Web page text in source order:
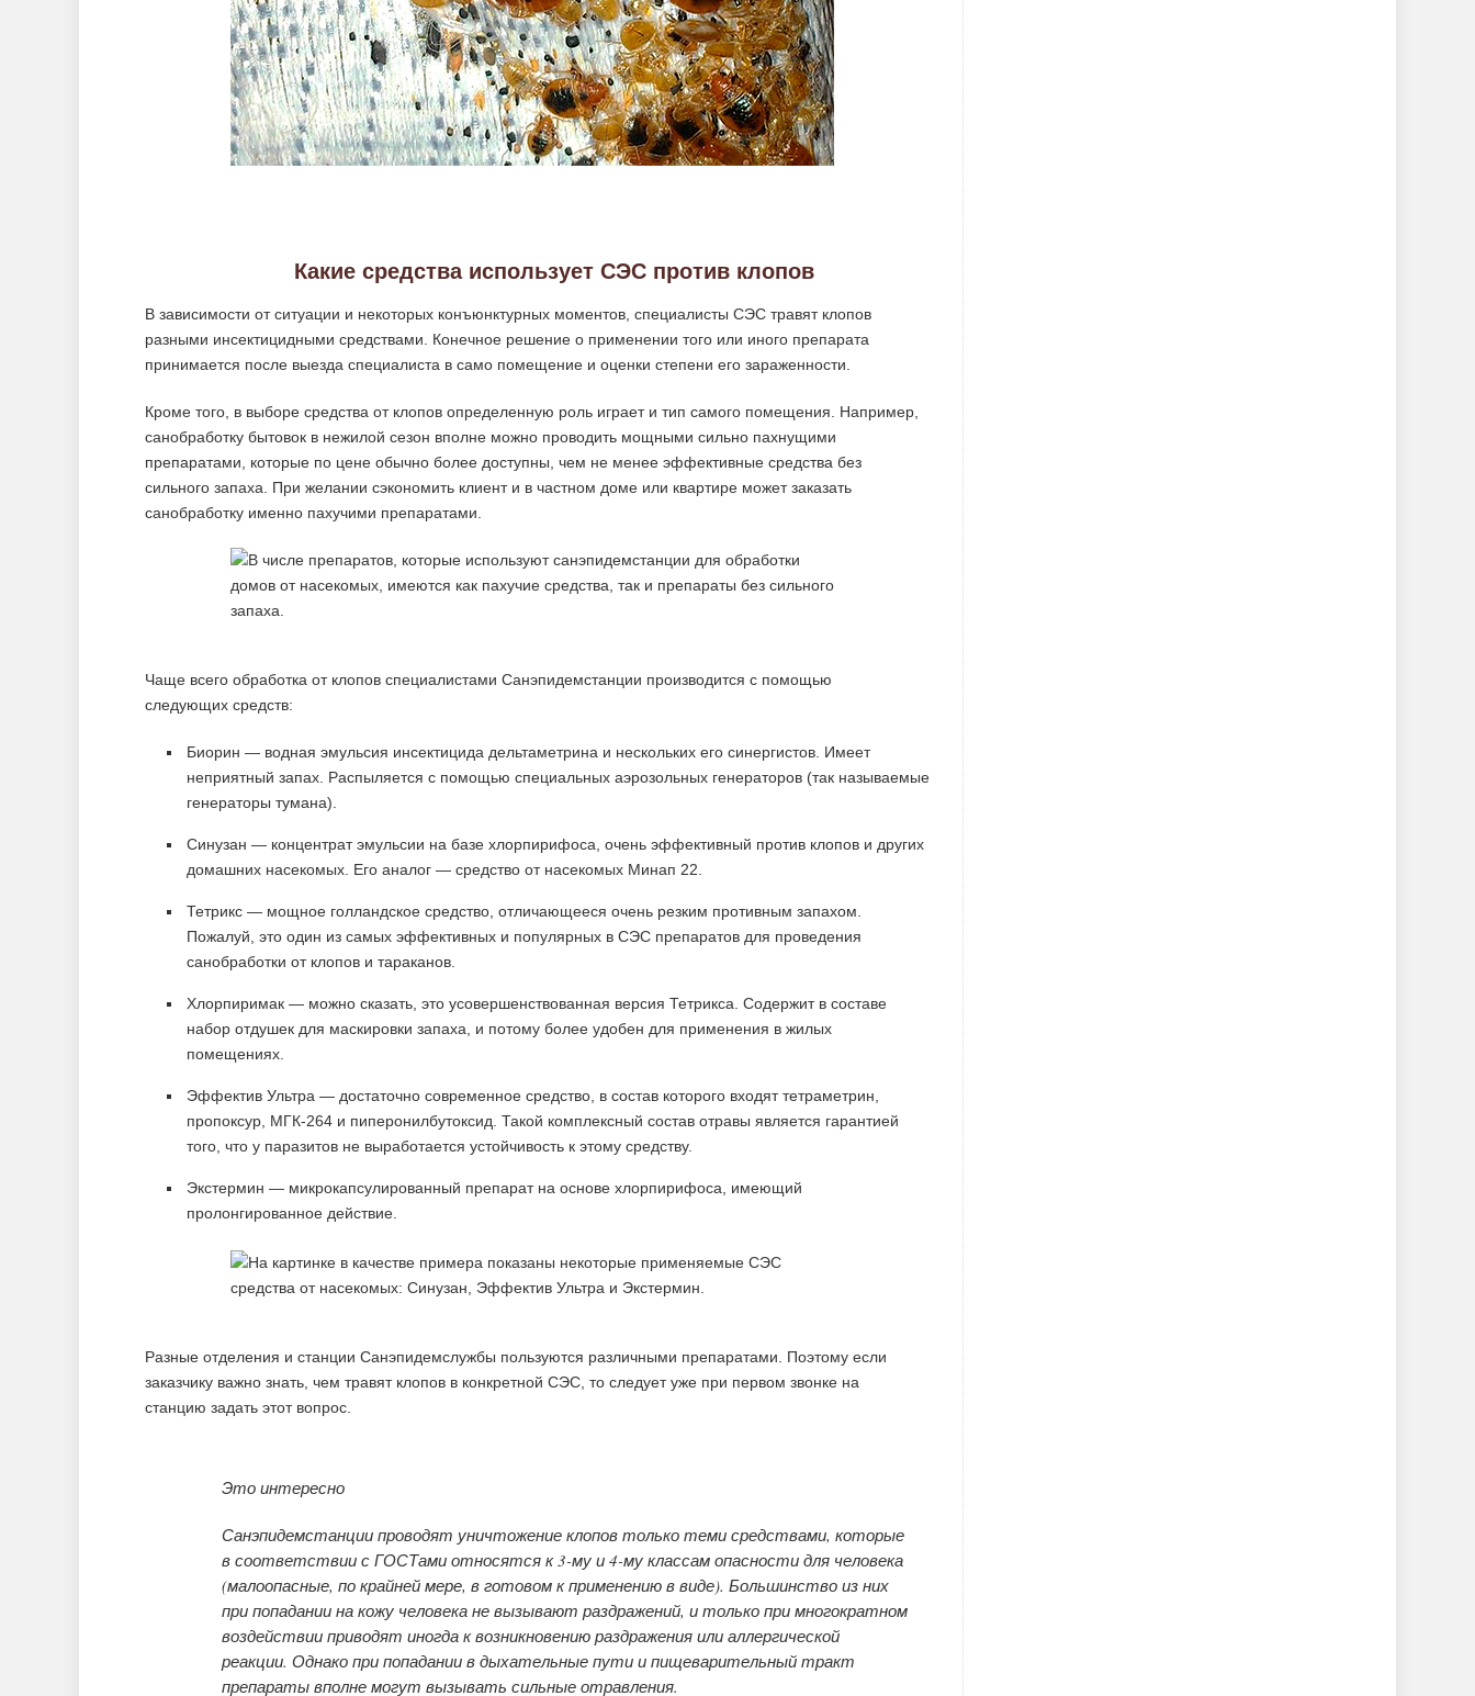
Какие средства использует СЭС против клопов
В зависимости от ситуации и некоторых конъюнктурных моментов, специалисты СЭС травят клопов
разными инсектицидными средствами. Конечное решение о применении того или иного препарата
принимается после выезда специалиста в само помещение и оценки степени его зараженности.
Кроме того, в выборе средства от клопов определенную роль играет и тип самого помещения. Например,
санобработку бытовок в нежилой сезон вполне можно проводить мощными сильно пахнущими
препаратами, которые по цене обычно более доступны, чем не менее эффективные средства без
сильного запаха. При желании сэкономить клиент и в частном доме или квартире может заказать
санобработку именно пахучими препаратами.
Чаще всего обработка от клопов специалистами Санэпидемстанции производится с помощью
следующих средств:
Биорин — водная эмульсия инсектицида дельтаметрина и нескольких его синергистов. Имеет
неприятный запах. Распыляется с помощью специальных аэрозольных генераторов (так называемые
генераторы тумана).
Синузан — концентрат эмульсии на базе хлорпирифоса, очень эффективный против клопов и других
домашних насекомых. Его аналог — средство от насекомых Минап 22.
Тетрикс — мощное голландское средство, отличающееся очень резким противным запахом.
Пожалуй, это один из самых эффективных и популярных в СЭС препаратов для проведения
санобработки от клопов и тараканов.
Хлорпиримак — можно сказать, это усовершенствованная версия Тетрикса. Содержит в составе
набор отдушек для маскировки запаха, и потому более удобен для применения в жилых
помещениях.
Эффектив Ультра — достаточно современное средство, в состав которого входят тетраметрин,
пропоксур, МГК-264 и пиперонилбутоксид. Такой комплексный состав отравы является гарантией
того, что у паразитов не выработается устойчивость к этому средству.
Экстермин — микрокапсулированный препарат на основе хлорпирифоса, имеющий
пролонгированное действие.
Разные отделения и станции Санэпидемслужбы пользуются различными препаратами. Поэтому если
заказчику важно знать, чем травят клопов в конкретной СЭС, то следует уже при первом звонке на
станцию задать этот вопрос.
Это интересно
Санэпидемстанции проводят уничтожение клопов только теми средствами, которые
в соответствии с ГОСТами относятся к 3-му и 4-му классам опасности для человека
(малоопасные, по крайней мере, в готовом к применению в виде). Большинство из них
при попадании на кожу человека не вызывают раздражений, и только при многократном
воздействии приводят иногда к возникновению раздражения или аллергической
реакции. Однако при попадании в дыхательные пути и пищеварительный тракт
препараты вполне могут вызывать сильные отравления.